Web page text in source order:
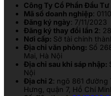
Công Ty Cổ Phần Đầu
Mã số doanh nghiệp:
Đăng ký ngày: 7/11/2023
Đăng ký thay đổi lần 2:
Nơi cấp: Sở tài chính
Địa chỉ văn phòng: Số
Mai, Hà Nội
Địa chỉ sau khi sáp nhập:
Nội
Địa chỉ 2: ngõ 861 đường
Hưng, quận 7, Hồ Chí